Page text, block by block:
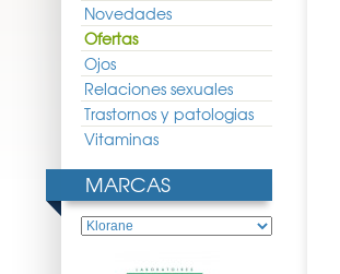
Novedades
Ofertas
Ojos
Relaciones sexuales
Trastornos y patologias
Vitaminas
MARCAS
Arkopharma Balsamo Chino
Mustela Crema Balsamo